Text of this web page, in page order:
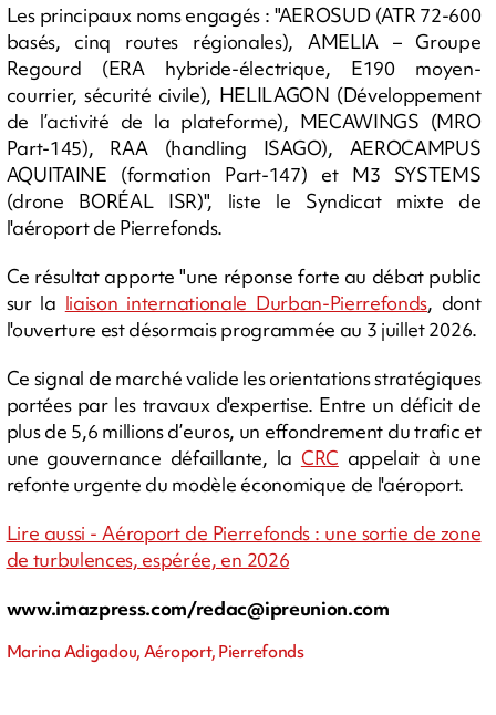
Les principaux noms engagés : "AEROSUD (ATR 72-600
basés, cinq routes régionales), AMELIA – Groupe
Regourd (ERA hybride-électrique, E190 moyen-
courrier, sécurité civile), HELILAGON (Développement
de l’activité de la plateforme), MECAWINGS (MRO
Part-145), RAA (handling ISAGO), AEROCAMPUS
AQUITAINE (formation Part-147) et M3 SYSTEMS
(drone BORÉAL ISR)", liste le Syndicat mixte de
l'aéroport de Pierrefonds.
Ce résultat apporte "une réponse forte au débat public
sur la liaison internationale Durban-Pierrefonds, dont
l'ouverture est désormais programmée au 3 juillet 2026.
Ce signal de marché valide les orientations stratégiques
portées par les travaux d'expertise. Entre un déficit de
plus de 5,6 millions d’euros, un effondrement du trafic et
une gouvernance défaillante, la CRC appelait à une
refonte urgente du modèle économique de l'aéroport.
Lire aussi - Aéroport de Pierrefonds : une sortie de zone
de turbulences, espérée, en 2026
www.imazpress.com/redac@ipreunion.com
Marina Adigadou, Aéroport, Pierrefonds